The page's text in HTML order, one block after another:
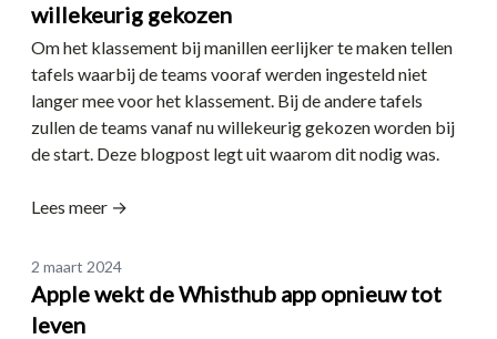
willekeurig gekozen
Om het klassement bij manillen eerlijker te maken tellen
tafels waarbij de teams vooraf werden ingesteld niet
langer mee voor het klassement. Bij de andere tafels
zullen de teams vanaf nu willekeurig gekozen worden bij
de start. Deze blogpost legt uit waarom dit nodig was.
Lees meer →
Date
2 maart 2024
Apple wekt de Whisthub app opnieuw tot
leven